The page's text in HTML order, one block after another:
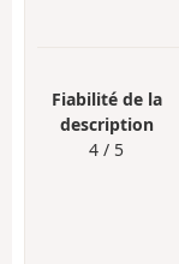
Fiabilité de la
description
4 / 5